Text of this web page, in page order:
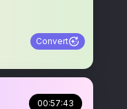
Convert
00:57:43